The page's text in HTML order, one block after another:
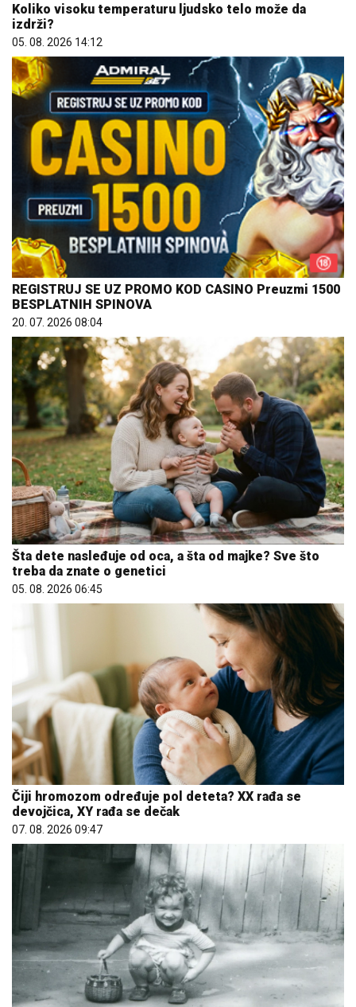
Koliko visoku temperaturu ljudsko telo može da
izdrži?
05. 08. 2026 14:12
REGISTRUJ SE UZ PROMO KOD CASINO Preuzmi 1500
BESPLATNIH SPINOVA
20. 07. 2026 08:04
Šta dete nasleđuje od oca, a šta od majke? Sve što
treba da znate o genetici
05. 08. 2026 06:45
Čiji hromozom određuje pol deteta? XX rađa se
devojčica, XY rađa se dečak
07. 08. 2026 09:47